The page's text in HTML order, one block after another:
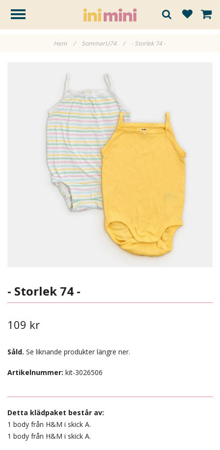
Hem / SommarU74 / - Storlek 74 -
- Storlek 74 -
109 kr
Såld. Se liknande produkter längre ner.
Artikelnummer: kit-3026506
Detta klädpaket består av:
1 body från H&M i skick A.
1 body från H&M i skick A.